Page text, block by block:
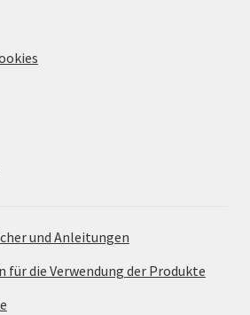
und Anleitungen
für die Verwendung der Produkte